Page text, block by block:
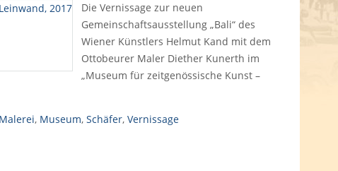
Die Vernissage zur neuen
Gemeinschaftsausstellung „Bali“ des
Wiener Künstlers Helmut Kand mit dem
Ottobeurer Maler Diether Kunerth im
„Museum für zeitgenössische Kunst –
Malerei, Museum, Schäfer, Vernissage